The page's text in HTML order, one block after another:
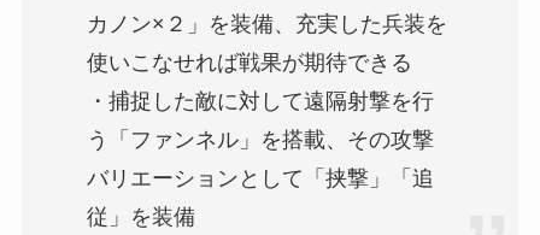
カノン×２」を装備、充実した兵装を
使いこなせれば戦果が期待できる
・捕捉した敵に対して遠隔射撃を行
う「ファンネル」を搭載、その攻撃
バリエーションとして「挟撃」「追
従」を装備